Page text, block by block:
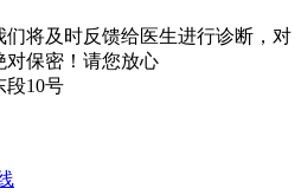
们将及时反馈给医生进行诊断，对
对保密！请您放心
段10号